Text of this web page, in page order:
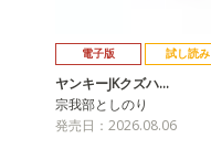
電子版 試し読み
ヤンキーJKクズハ…
宗我部としのり
発売日：2026.08.06